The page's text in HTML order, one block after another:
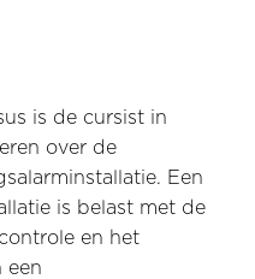
is de cursist in
over de
Een
is belast met de
en het
een